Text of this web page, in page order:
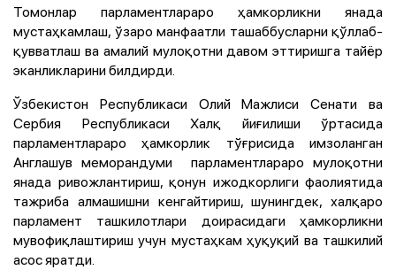
Томонлар парламентлараро ҳамкорликни янада
мустаҳкамлаш, ўзаро манфаатли ташаббусларни қўллаб-
қувватлаш ва амалий мулоқотни давом эттиришга тайёр
эканликларини билдирди.
Ўзбекистон Республикаси Олий Мажлиси Сенати ва
Сербия Республикаси Халқ йиғилиши ўртасида
парламентлараро ҳамкорлик тўғрисида имзоланган
Англашув меморандуми парламентлараро мулоқотни
янада ривожлантириш, қонун ижодкорлиги фаолиятида
тажриба алмашишни кенгайтириш, шунингдек, халқаро
парламент ташкилотлари доирасидаги ҳамкорликни
мувофиқлаштириш учун мустаҳкам ҳуқуқий ва ташкилий
асос яратди.